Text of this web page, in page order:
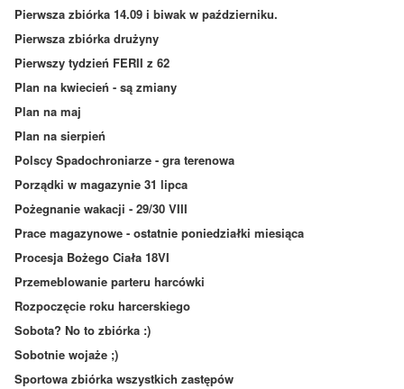
Pierwsza zbiórka 14.09 i biwak w październiku.
Pierwsza zbiórka drużyny
Pierwszy tydzień FERII z 62
Plan na kwiecień - są zmiany
Plan na maj
Plan na sierpień
Polscy Spadochroniarze - gra terenowa
Porządki w magazynie 31 lipca
Pożegnanie wakacji - 29/30 VIII
Prace magazynowe - ostatnie poniedziałki miesiąca
Procesja Bożego Ciała 18VI
Przemeblowanie parteru harcówki
Rozpoczęcie roku harcerskiego
Sobota? No to zbiórka :)
Sobotnie wojaże ;)
Sportowa zbiórka wszystkich zastępów